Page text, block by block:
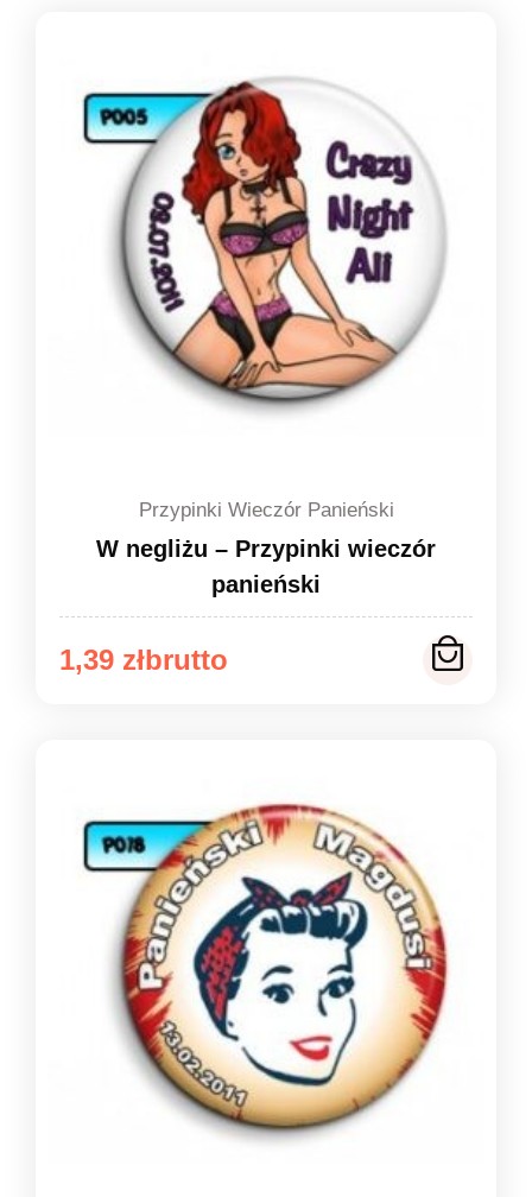
Przypinki Wieczór Panieński
W negliżu – Przypinki wieczór
panieński
1,39 zł
Zakres
do
1,49 zł